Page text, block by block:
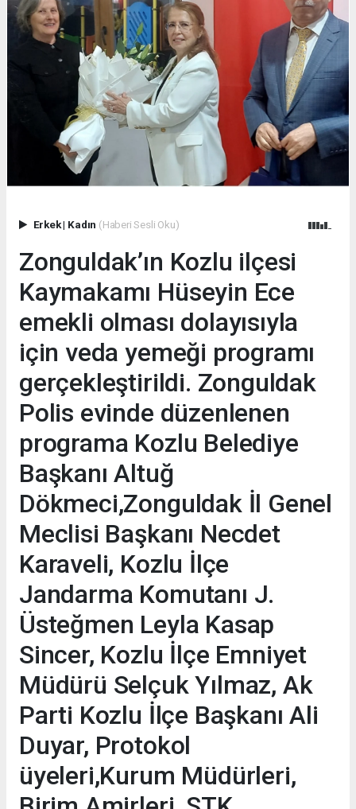
Erkek| Kadın (Haberi Sesli Oku)
Zonguldak’ın Kozlu ilçesi
Kaymakamı Hüseyin Ece
emekli olması dolayısıyla
için veda yemeği programı
gerçekleştirildi. Zonguldak
Polis evinde düzenlenen
programa Kozlu Belediye
Başkanı Altuğ
Dökmeci,Zonguldak İl Genel
Meclisi Başkanı Necdet
Karaveli, Kozlu İlçe
Jandarma Komutanı J.
Üsteğmen Leyla Kasap
Sincer, Kozlu İlçe Emniyet
Müdürü Selçuk Yılmaz, Ak
Parti Kozlu İlçe Başkanı Ali
Duyar, Protokol
üyeleri,Kurum Müdürleri,